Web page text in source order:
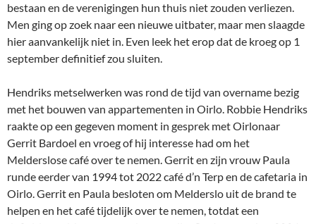
bestaan en de verenigingen hun thuis niet zouden verliezen.
Men ging op zoek naar een nieuwe uitbater, maar men slaagde
hier aanvankelijk niet in. Even leek het erop dat de kroeg op 1
september definitief zou sluiten.
Hendriks metselwerken was rond de tijd van overname bezig
met het bouwen van appartementen in Oirlo. Robbie Hendriks
raakte op een gegeven moment in gesprek met Oirlonaar
Gerrit Bardoel en vroeg of hij interesse had om het
Melderslose café over te nemen. Gerrit en zijn vrouw Paula
runde eerder van 1994 tot 2022 café d’n Terp en de cafetaria in
Oirlo. Gerrit en Paula besloten om Melderslo uit de brand te
helpen en het café tijdelijk over te nemen, totdat een